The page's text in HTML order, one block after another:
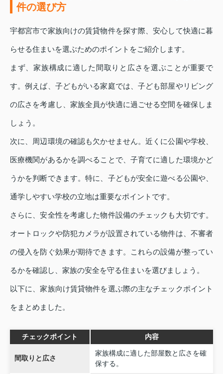
件の選び方
宇都宮市で家族向けの賃貸物件を探す際、安心して快適に暮
らせる住まいを選ぶためのポイントをご紹介します。
まず、家族構成に適した間取りと広さを選ぶことが重要で
す。例えば、子どもがいる家庭では、子ども部屋やリビング
の広さを考慮し、家族全員が快適に過ごせる空間を確保しま
しょう。
次に、周辺環境の確認も欠かせません。近くに公園や学校、
医療機関があるかを調べることで、子育てに適した環境かど
うかを判断できます。特に、子どもが安全に遊べる公園や、
通学しやすい学校の立地は重要なポイントです。
さらに、安全性を考慮した物件設備のチェックも大切です。
オートロックや防犯カメラが設置されている物件は、不審者
の侵入を防ぐ効果が期待できます。これらの設備が整ってい
るかを確認し、家族の安全を守る住まいを選びましょう。
以下に、家族向け賃貸物件を選ぶ際の主なチェックポイント
をまとめました。
チェックポイント 内容
間取りと広さ
家族構成に適した部屋数と広さを確
保する。